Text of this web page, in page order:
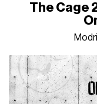
The Cage